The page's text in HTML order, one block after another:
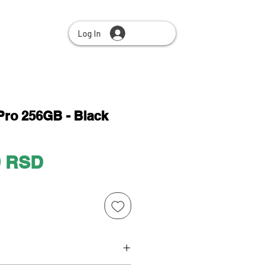
Log In
256GB - Black
RSDPrice